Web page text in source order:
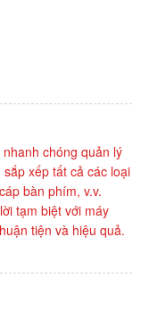
chóng quản lý
xếp tất cả các loại
bàn phím, v.v.
tạm biệt với máy
tiện và hiệu quả.